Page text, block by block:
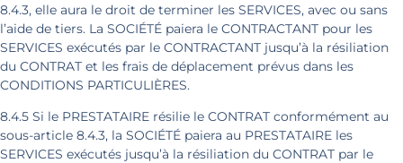
8.4.3, elle aura le droit de terminer les SERVICES, avec ou sans
l’aide de tiers. La SOCIÉTÉ paiera le CONTRACTANT pour les
SERVICES exécutés par le CONTRACTANT jusqu’à la résiliation
du CONTRAT et les frais de déplacement prévus dans les
CONDITIONS PARTICULIÈRES.
8.4.5 Si le PRESTATAIRE résilie le CONTRAT conformément au
sous-article 8.4.3, la SOCIÉTÉ paiera au PRESTATAIRE les
SERVICES exécutés jusqu’à la résiliation du CONTRAT par le